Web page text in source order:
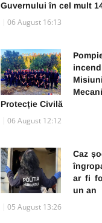
Guvernului în cel mult
06 August 16:13
Protecție Civilă
06 August 12:12
Caz
ar fi
un an
05 August 13:26